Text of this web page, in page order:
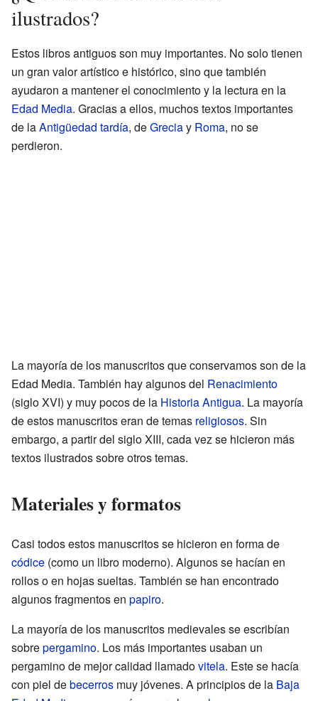
ilustrados?
Estos libros antiguos son muy importantes. No solo tienen
un gran valor artístico e histórico, sino que también
ayudaron a mantener el conocimiento y la lectura en la
Edad Media. Gracias a ellos, muchos textos importantes
de laAntigüedad tardía, deGreciay Roma, no se
perdieron.
La mayoría de los manuscritos que conservamos son de la
Edad Media. También hay algunos del Renacimiento
(siglo XVI) y muy pocos de la Historia Antigua. La mayoría
de estos manuscritos eran de temas religiosos. Sin
embargo, a partir del siglo XIII, cada vez se hicieron más
textos ilustrados sobre otros temas.
Materiales y formatos
Casi todos estos manuscritos se hicieron en forma de
códice (como un libro moderno). Algunos se hacían en
rollos o en hojas sueltas. También se han encontrado
algunos fragmentos en papiro.
La mayoría de los manuscritos medievales se escribían
sobrepergamino. Los más importantes usaban un
pergamino de mejor calidad llamadovitela. Este se hacía
con piel debecerros muy jóvenes. A principios de la Baja